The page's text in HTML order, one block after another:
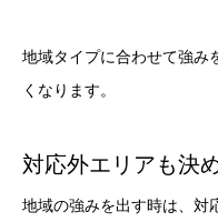
地域タイプに合わせて強み
くなります。
対応外エリアも決
地域の強みを出す時は、対